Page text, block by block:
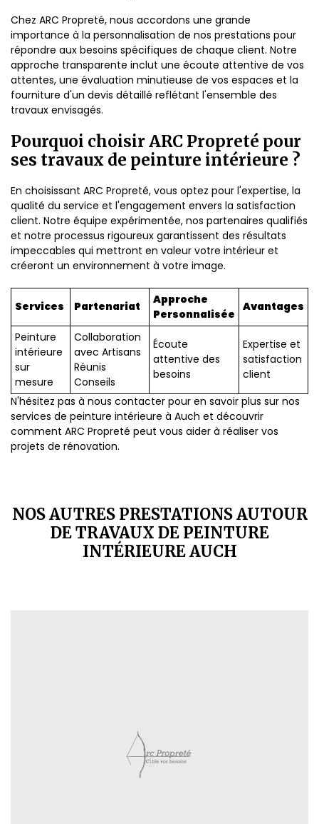
Chez ARC Propreté, nous accordons une grande
importance à la personnalisation de nos prestations pour
répondre aux besoins spécifiques de chaque client. Notre
approche transparente inclut une écoute attentive de vos
attentes, une évaluation minutieuse de vos espaces et la
fourniture d'un devis détaillé reflétant l'ensemble des
travaux envisagés.
Pourquoi choisir ARC Propreté pour
ses travaux de peinture intérieure ?
En choisissant ARC Propreté, vous optez pour l'expertise, la
qualité du service et l'engagement envers la satisfaction
client. Notre équipe expérimentée, nos partenaires qualifiés
et notre processus rigoureux garantissent des résultats
impeccables qui mettront en valeur votre intérieur et
créeront un environnement à votre image.
Services Partenariat
Approche
Personnalisée
Avantages
Peinture
intérieure
sur
mesure
Collaboration
avec Artisans
Réunis
Conseils
Écoute
attentive des
besoins
Expertise et
satisfaction
client
N'hésitez pas à nous contacter pour en savoir plus sur nos
services de peinture intérieure à Auch et découvrir
comment ARC Propreté peut vous aider à réaliser vos
projets de rénovation.
NOS AUTRES PRESTATIONS AUTOUR
DE TRAVAUX DE PEINTURE
INTÉRIEURE AUCH